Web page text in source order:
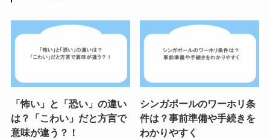
「怖い」と「恐い」の違い
は？「こわい」だと方言で
意味が違う？！
シンガポールのワーホリ条
件は？事前準備や手続きを
わかりやすく